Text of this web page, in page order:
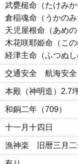
武甕槌命（たけみか
倉稲魂命（うかのみ
天児屋根命（あめの
木花咲耶姫命（こ
経津主命（ふつぬし
交通安全 航海安
本殿（神明造）2.7
和銅二年（709）
十一月十四日
漁神楽 旧暦三月二